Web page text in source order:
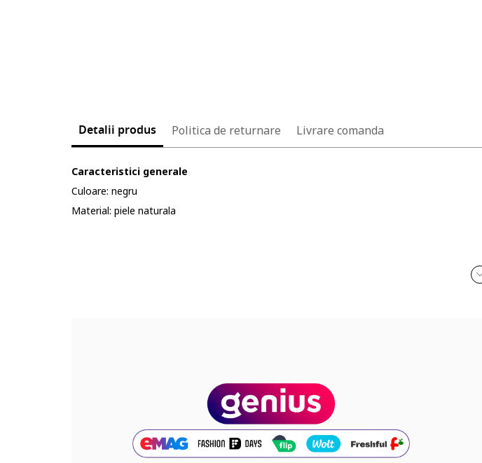
Detalii produs Politica de returnare Livrare comanda
Caracteristici generale
Culoare: negru
Material: piele naturala